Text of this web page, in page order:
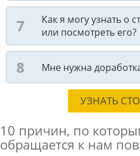
Как я могу узнать о
или посмотреть его?
Мне нужна
УЗНАТЬ
10 причин, по
обращается к нам